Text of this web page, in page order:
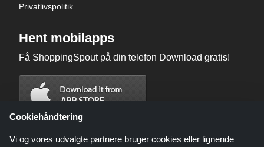
Privatlivspolitik
Hent mobilapps
Få ShoppingSpout på din telefon Download gratis!
Cookiehåndtering
Vi og vores udvalgte partnere bruger cookies eller lignende